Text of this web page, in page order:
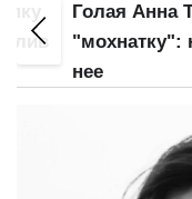
Голая Анна
"мохнатку":
нее